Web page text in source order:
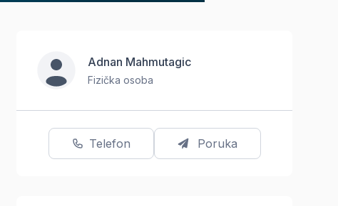
Adnan Mahmutagic
Fizička osoba
Telefon Poruka